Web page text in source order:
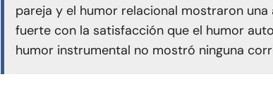
pareja y el humor relacional mostraron una
fuerte con la satisfacción que el humor
humor instrumental no mostró ninguna